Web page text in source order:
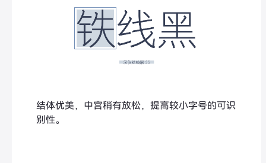
结体优美，中宫稍有放松，提高较小字号的可识
别性。